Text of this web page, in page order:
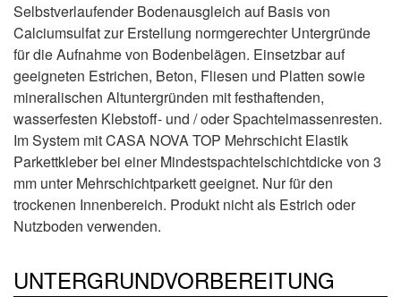
Selbstverlaufender Bodenausgleich auf Basis von
Calciumsulfat zur Erstellung normgerechter Untergründe
für die Aufnahme von Bodenbelägen. Einsetzbar auf
geeigneten Estrichen, Beton, Fliesen und Platten sowie
mineralischen Altuntergründen mit festhaftenden,
wasserfesten Klebstoff- und / oder Spachtelmassenresten.
Im System mit CASA NOVA TOP Mehrschicht Elastik
Parkettkleber bei einer Mindestspachtelschichtdicke von 3
mm unter Mehrschichtparkett geeignet. Nur für den
trockenen Innenbereich. Produkt nicht als Estrich oder
Nutzboden verwenden.
UNTERGRUND­VORBEREITUNG